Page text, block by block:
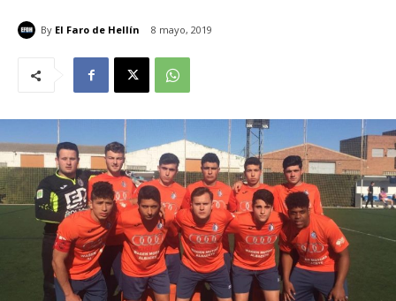
By El Faro de Hellín 8 mayo, 2019